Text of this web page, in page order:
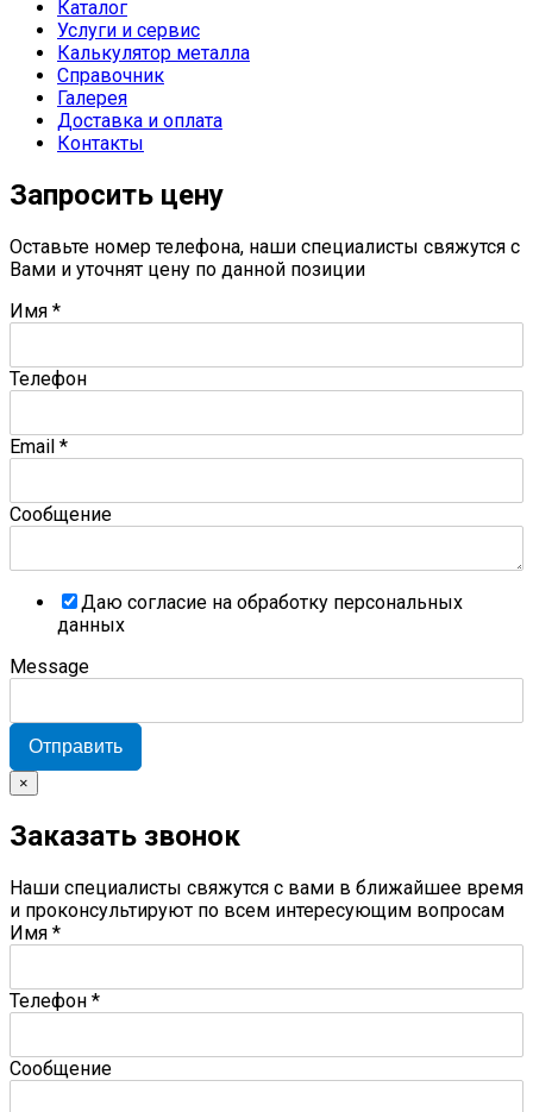
Каталог
Услуги и сервис
Калькулятор металла
Справочник
Галерея
Доставка и оплата
Контакты
Запросить цену
Оставьте номер телефона, наши специалисты свяжутся с
Вами и уточнят цену по данной позиции
Имя *
Телефон
Email *
Сообщение
Даю согласие на обработку персональных
данных
Message
Отправить
×
Заказать звонок
Наши специалисты свяжутся с вами в ближайшее время
и проконсультируют по всем интересующим вопросам
Имя *
Телефон *
Сообщение